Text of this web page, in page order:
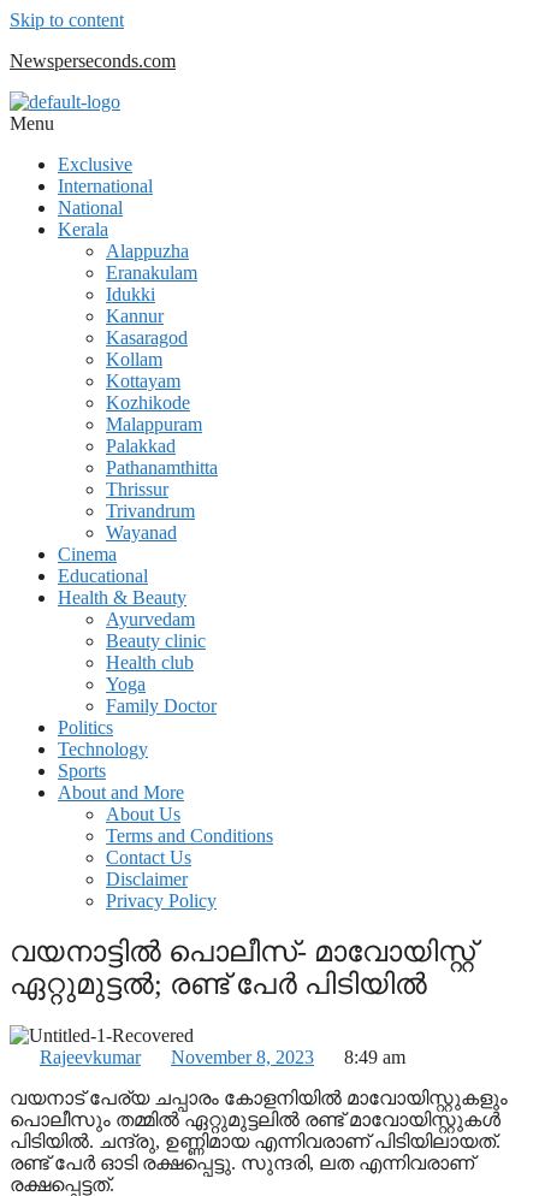
Skip to content
Newsperseconds.com
Menu
Exclusive
International
National
Kerala
Alappuzha
Eranakulam
Idukki
Kannur
Kasaragod
Kollam
Kottayam
Kozhikode
Malappuram
Palakkad
Pathanamthitta
Thrissur
Trivandrum
Wayanad
Cinema
Educational
Health & Beauty
Ayurvedam
Beauty clinic
Health club
Yoga
Family Doctor
Politics
Technology
Sports
About and More
About Us
Terms and Conditions
Contact Us
Disclaimer
Privacy Policy
വയനാ‌‌ട്ടിൽ പൊലീസ്- മാവോയിസ്റ്റ്
ഏറ്റുമുട്ടൽ; രണ്ട് പേർ പി‌ടിയിൽ
Rajeevkumar November 8, 2023
8:49 am
വയനാട് പേര്യ ചപ്പാരം കോളനിയില്‍ മാവോയിസ്റ്റുകളും
പൊലീസും തമ്മില്‍ ഏറ്റുമുട്ടലിൽ രണ്ട് മാവോയിസ്റ്റുകള്‍
പിടിയിൽ. ചന്ദ്രു, ഉണ്ണിമായ എന്നിവരാണ് പിടിയിലായത്.
രണ്ട് പേർ ഓടി രക്ഷപ്പെട്ടു. സുന്ദരി, ലത എന്നിവരാണ്
രക്ഷപ്പെട്ടത്.